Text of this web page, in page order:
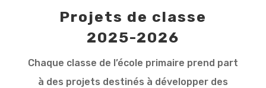
Projets de classe
2025-2026
Chaque classe de l’école primaire prend part
à des projets destinés à développer des